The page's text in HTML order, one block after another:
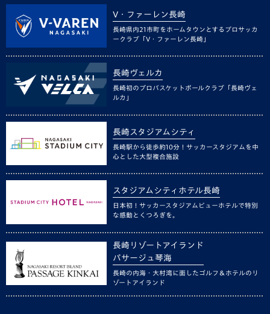
V・ファーレン長崎
長崎県内21市町をホームタウンとするプロサッカ
ークラブ「V・ファーレン長崎」
長崎ヴェルカ
長崎初のプロバスケットボールクラブ「長崎ヴェ
ルカ」
長崎スタジアムシティ
長崎駅から徒歩約10分！サッカースタジアムを中
心とした大型複合施設
スタジアムシティホテル長崎
日本初！サッカースタジアムビューホテルで特別
な感動とくつろぎを。
長崎リゾートアイランド
パサージュ琴海
長崎の内海・大村湾に面したゴルフ＆ホテルのリ
ゾートアイランド